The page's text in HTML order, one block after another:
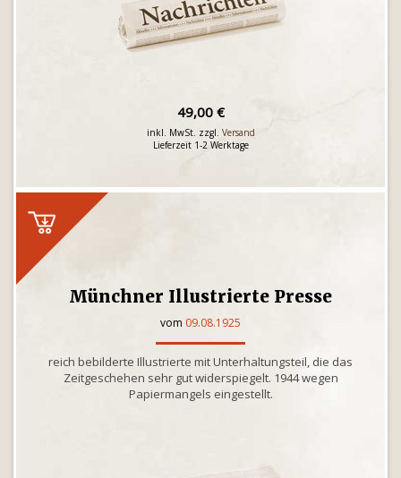
49,00 €
inkl. MwSt. zzgl. Versand
Lieferzeit 1-2 Werktage
Münchner Illustrierte Presse
vom 09.08.1925
reich bebilderte Illustrierte mit Unterhaltungsteil, die das
Zeitgeschehen sehr gut widerspiegelt. 1944 wegen
Papiermangels eingestellt.